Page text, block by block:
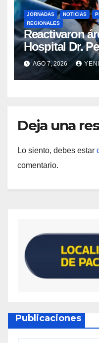
JORNADAS NOTICIAS
REGIONALES
Reactivaron
Hospital Dr.
Guárico
AGO 7, 2026
Deja una
Lo siento, debes estar
comentario.
Publicaciones